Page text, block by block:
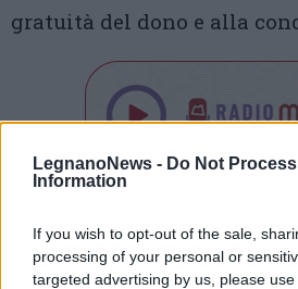
LegnanoNews - Do Not
Information
If you wish to opt-out of the sale,
processing of your personal or
targeted advertising by us, please
gratuità del dono e alla
Via Confalonieri, 5
Castronno
di